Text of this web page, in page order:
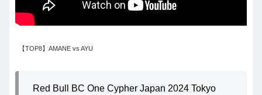
【TOP8】AMANE vs AYU
Red Bull BC One Cypher Japan 2024 Tokyo